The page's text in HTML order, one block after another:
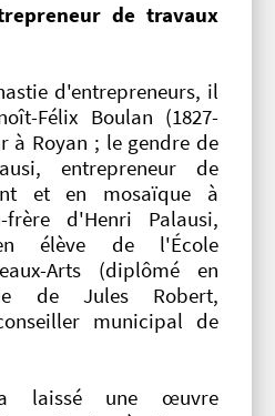
de travaux
d'entrepreneurs, il
Félix Boulan (1827-
à Royan ; le gendre de
entrepreneur de
et en mosaïque à
d'Henri Palausi,
élève de l'École
Arts (diplômé en
de Jules Robert,
municipal de
laissé une œuvre